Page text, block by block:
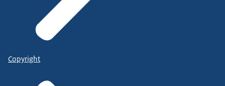
Copyright